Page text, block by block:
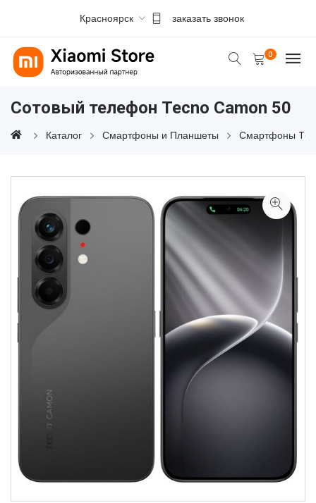
Красноярск заказать звонок
0
Сотовый телефон Tecno Camon 50
Каталог Смартфоны и Планшеты Смартфоны